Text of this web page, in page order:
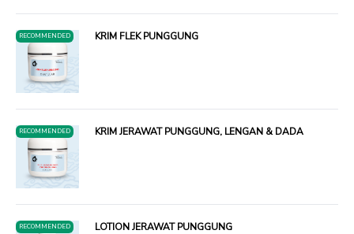
RECOMMENDED KRIM FLEK PUNGGUNG
RECOMMENDED KRIM JERAWAT PUNGGUNG, LENGAN & DADA
RECOMMENDED LOTION JERAWAT PUNGGUNG